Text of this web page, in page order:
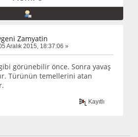
Zamyatin
Aralık 2015, 18:37:06 »
görünebilir önce. Sonra yavaş
Türünün temellerini atan
Kayıtlı